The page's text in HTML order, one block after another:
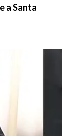
a Santa